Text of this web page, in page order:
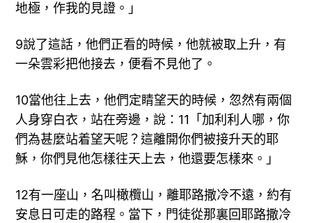
地極，作我的見證。」
9說了這話，他們正看的時候，他就被取上升，有
一朵雲彩把他接去，便看不見他了。
10當他往上去，他們定睛望天的時候，忽然有兩個
人身穿白衣，站在旁邊，說：11「加利利人哪，你
們為甚麼站着望天呢？這離開你們被接升天的耶
穌，你們見他怎樣往天上去，他還要怎樣來。」
12有一座山，名叫橄欖山，離耶路撒冷不遠，約有
安息日可走的路程。當下，門徒從那裏回耶路撒冷